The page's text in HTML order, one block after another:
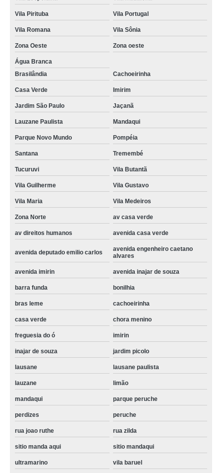
telefone de assistencia tecnica electrolux refrigerador Higienópolis
assistencia tecnica refrigerador electrolux valores parque peruche
assistencia tecnica electrolux refrigerador orçamento Centro
contato de assistencia tecnica refrigerador não liga vila romero
contato de assistencia tecnica de refrigerador electrolux sitio mandaqui
assistencia tecnica de refrigerador valores freguesia do ó
reparo de refrigerador assistencia tecnica vila prado
assistencia tecnica refrigerador electrolux valores Liberdade
conserto de refrigerador assistencia tecnica ultramarino
contato de assistencia tecnica de refrigerador jardim picolo
conserto de refrigerador electrolux assistencia tecnica Roosevelt (CBTU)
telefone de assistencia tecnica refrigerador com problema Jardim Primavera
assistencia tecnica refrigerador com problema vila gouvea
assistencia tecnica refrigerador electrolux lausane
assistencia tecnica refrigerador electrolux Jaguaré
assistencia tecnica refrigerador com problema orçamento vila santa maria
Vila Pirituba Vila Portugal
Vila Romana Vila Sônia
Zona Oeste Zona oeste
Água Branca
Brasilândia
Cachoeirinha
Casa Verde Imirim
Jardim São Paulo Jaçanã
Lauzane Paulista Mandaqui
Parque Novo Mundo Pompéia
Santana Tremembé
Tucuruvi Vila Butantã
Vila Guilherme Vila Gustavo
Vila Maria Vila Medeiros
Zona Norte av casa verde
av direitos humanos avenida casa verde
avenida deputado emilio carlos
avenida engenheiro caetano
alvares
avenida imirin avenida inajar de souza
barra funda bonilhia
bras leme cachoeirinha
casa verde chora menino
freguesia do ó imirin
inajar de souza jardim picolo
lausane lausane paulista
lauzane limão
mandaqui parque peruche
perdizes peruche
rua joao ruthe rua zilda
sitio manda aqui sitio mandaqui
ultramarino vila baruel